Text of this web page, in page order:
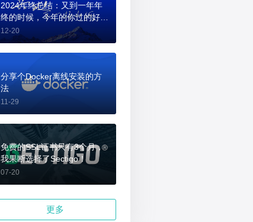
2024年终总结：又到一年年
终的时候，今年的你过的好
吗？
12-20
分享个Docker离线安装的方
法
11-29
免费的SSL证书只有3个月，
我果断选择了Sectigo！
07-20
更多